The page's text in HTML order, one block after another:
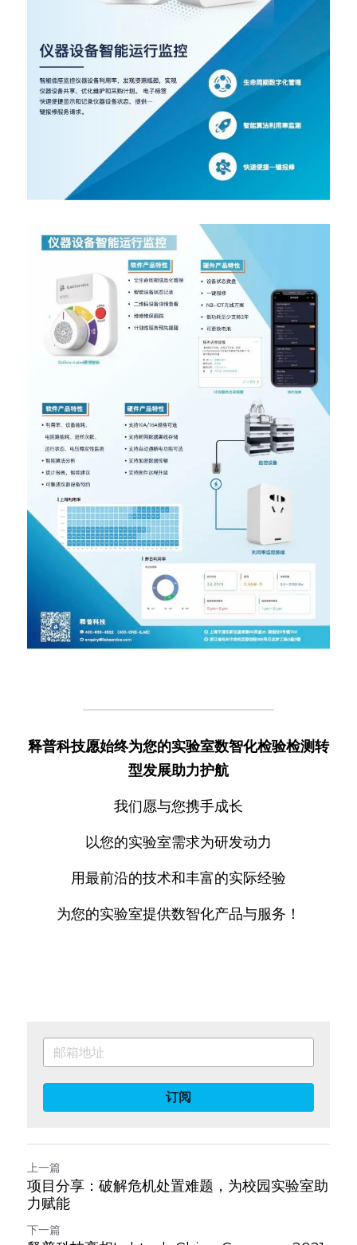
释普科技愿始终为您的实验室数智化检验检测转
型发展助力护航
我们愿与您携手成长
以您的实验室需求为研发动力
用最前沿的技术和丰富的实际经验
为您的实验室提供数智化产品与服务！
订阅
上一篇
项目分享：破解危机处置难题，为校园实验室助
力赋能
下一篇